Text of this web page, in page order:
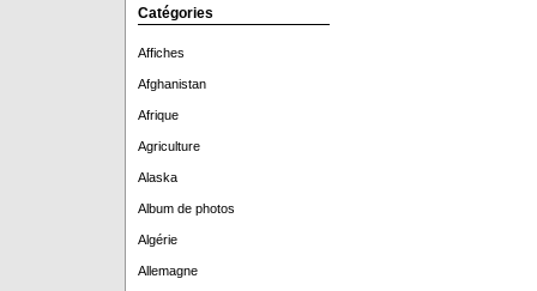
Catégories
Affiches
Afghanistan
Afrique
Agriculture
Alaska
Album de photos
Algérie
Allemagne